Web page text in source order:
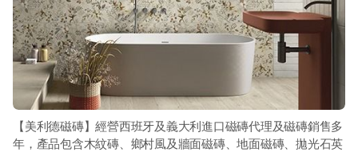
【美利德磁磚】經營西班牙及義大利進口磁磚代理及磁磚銷售多
年，產品包含木紋磚、鄉村風及牆面磁磚、地面磁磚、拋光石英